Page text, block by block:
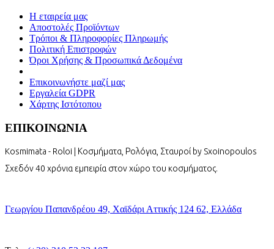
Η εταιρεία μας
Αποστολές Προϊόντων
Τρόποι & Πληροφορίες Πληρωμής
Πολιτική Επιστροφών
Όροι Χρήσης & Προσωπικά Δεδομένα
Επικοινωνήστε μαζί μας
Εργαλεία GDPR
Χάρτης Ιστότοπου
ΕΠΙΚΟΙΝΩΝΙΑ
Kosmimata - Roloi | Κοσμήματα, Ρολόγια, Σταυροί by Sxoinopoulos
Σχεδόν 40 χρόνια εμπειρία στον χώρο του κοσμήματος.
Γεωργίου Παπανδρέου 49, Χαϊδάρι Αττικής 124 62, Ελλάδα